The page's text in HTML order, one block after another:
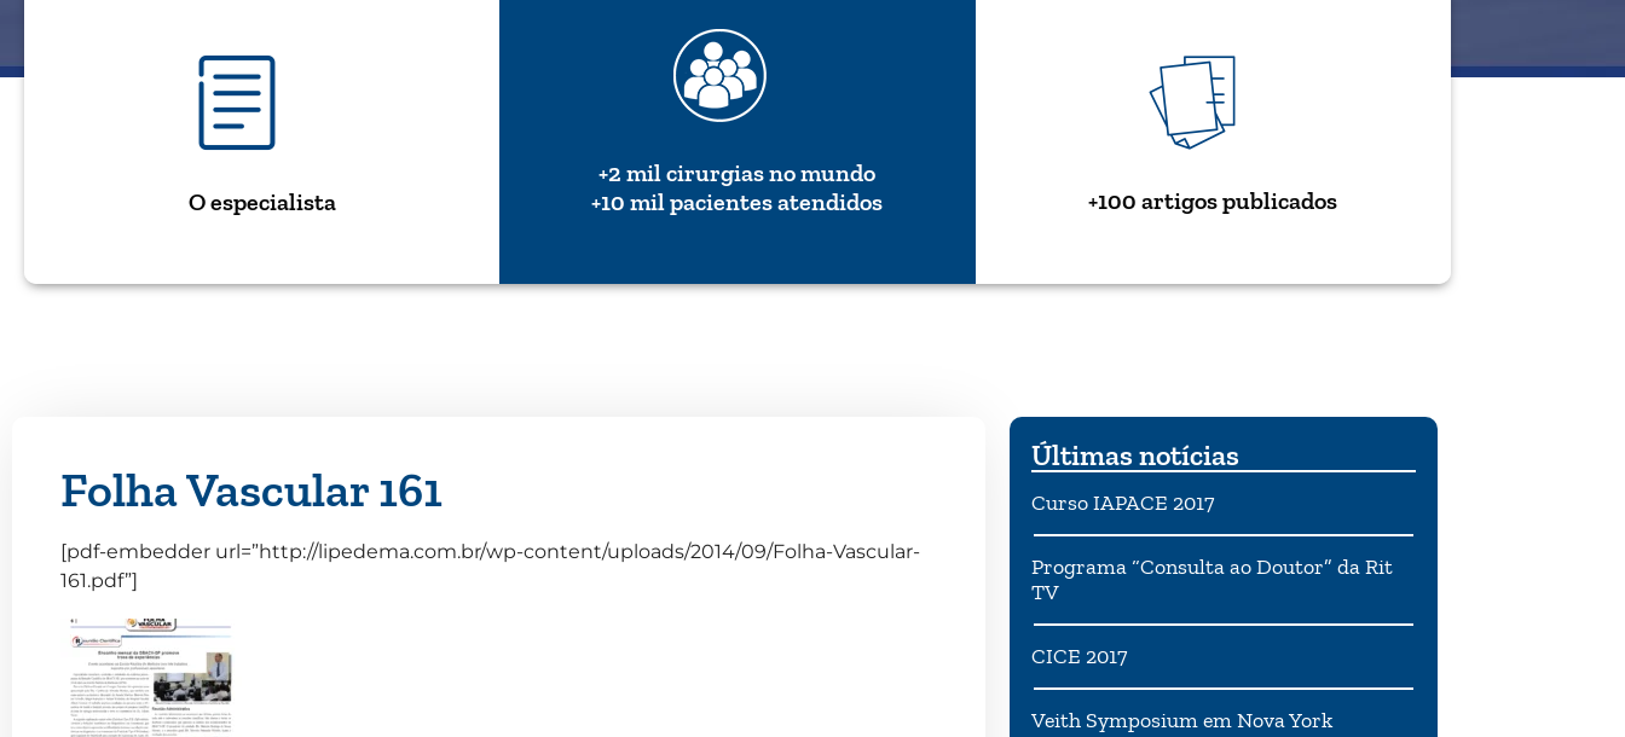
O especialista
+2 mil cirurgias no mundo
+10 mil pacientes atendidos
+100 artigos publicados
Folha Vascular 161
[pdf-embedder url=”http://lipedema.com.br/wp-content/uploads/2014/09/Folha-Vascular-
161.pdf”]
Últimas notícias
Curso IAPACE 2017
Programa “Consulta ao Doutor” da Rit
TV
CICE 2017
Veith Symposium em Nova York